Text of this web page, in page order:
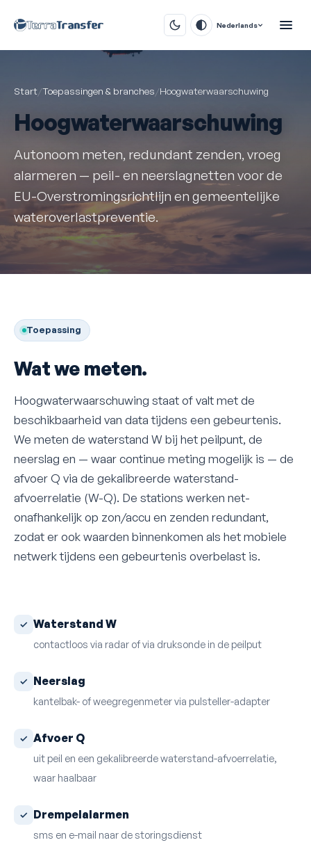
Nederlands
Start/Toepassingen & branches/Hoogwaterwaarschuwing
Hoogwaterwaarschuwing
Autonoom meten, redundant zenden, vroeg
alarmeren — peil- en neerslagnetten voor de
EU-Overstromingsrichtlijn en gemeentelijke
wateroverlastpreventie.
Toepassing
Wat we meten.
Hoogwaterwaarschuwing staat of valt met de
beschikbaarheid van data tijdens een gebeurtenis.
We meten de waterstand W bij het peilpunt, de
neerslag en — waar continue meting mogelijk is — de
afvoer Q via de gekalibreerde waterstand-
afvoerrelatie (W-Q). De stations werken net-
onafhankelijk op zon/accu en zenden redundant,
zodat er ook waarden binnenkomen als het mobiele
netwerk tijdens een gebeurtenis overbelast is.
Waterstand W
contactloos via radar of via druksonde in de peilput
Neerslag
kantelbak- of weegregenmeter via pulsteller-adapter
Afvoer Q
uit peil en een gekalibreerde waterstand-afvoerrelatie,
waar haalbaar
Drempelalarmen
sms en e-mail naar de storingsdienst